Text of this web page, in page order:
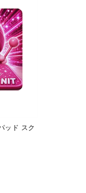
ッド スク